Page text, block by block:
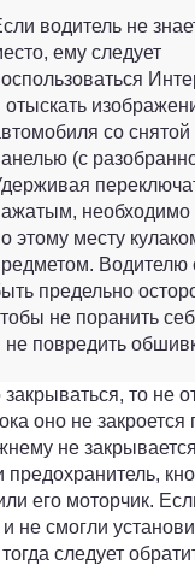
водитель не
ему следует
отыскать
со
(с
необходимо
этому месту
Водителю
предельно
не поранить
не повредить
то не
оно не закроется
не
его моторчик.
не смогли
следует